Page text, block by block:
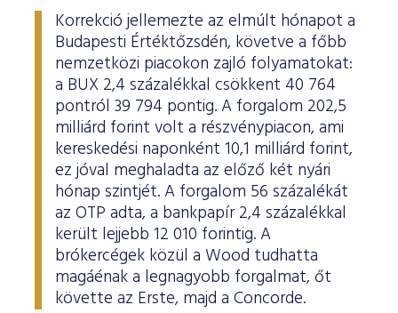
Korrekció jellemezte az elmúlt hónapot a
Budapesti Értéktőzsdén, követve a főbb
nemzetközi piacokon zajló folyamatokat:
a BUX 2,4 százalékkal csökkent 40 764
pontról 39 794 pontig. A forgalom 202,5
milliárd forint volt a részvénypiacon, ami
kereskedési naponként 10,1 milliárd forint,
ez jóval meghaladta az előző két nyári
hónap szintjét. A forgalom 56 százalékát
az OTP adta, a bankpapír 2,4 százalékkal
került lejjebb 12 010 forintig. A
brókercégek közül a Wood tudhatta
magáénak a legnagyobb forgalmat, őt
követte az Erste, majd a Concorde.